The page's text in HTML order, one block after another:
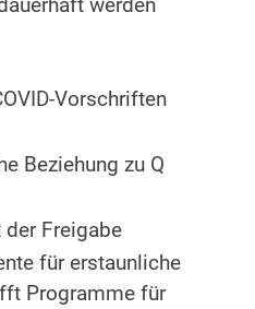
werden
Vorschriften
Beziehung zu Q
Freigabe
für erstaunliche
Programme für